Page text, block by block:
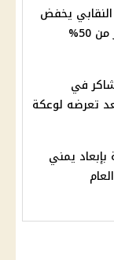
النقابي يخفض
تكاليف التصالح والبناء بأكثر من 50%
في
تعرضه لوعكة
يمني